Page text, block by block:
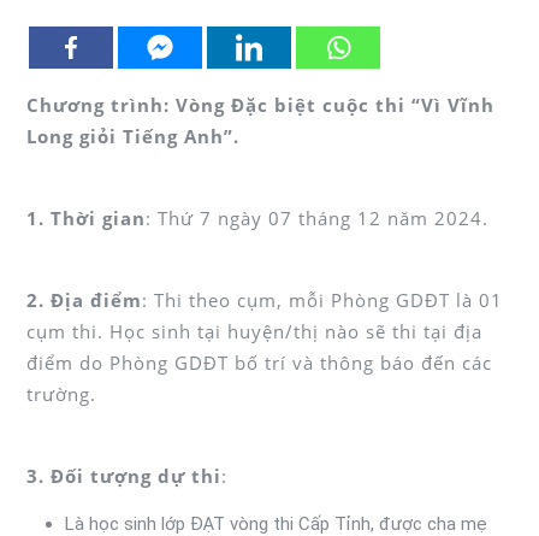
Chương trình: Vòng Đặc biệt cuộc thi “Vì Vĩnh
Long giỏi Tiếng Anh”.
1. Thời gian: Thứ 7 ngày 07 tháng 12 năm 2024.
2. Địa điểm: Thi theo cụm, mỗi Phòng GDĐT là 01
cụm thi. Học sinh tại huyện/thị nào sẽ thi tại địa
điểm do Phòng GDĐT bố trí và thông báo đến các
trường.
3. Đối tượng dự thi:
Là học sinh lớp ĐẠT vòng thi Cấp Tỉnh, được cha mẹ